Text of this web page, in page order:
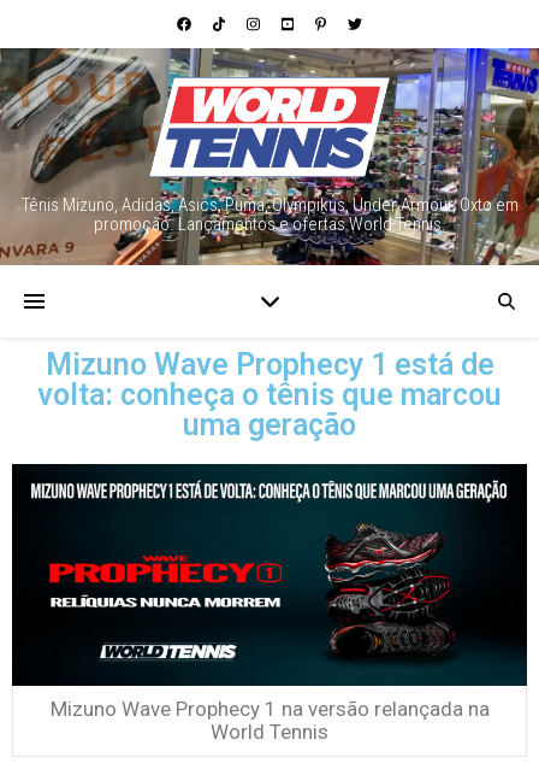
Tênis Mizuno, Adidas, Asics, Puma, Olympikus, Under Armour, Oxto em
promoção. Lançamentos e ofertas World Tennis.
Mizuno Wave Prophecy 1 está de
volta: conheça o tênis que marcou
uma geração
Mizuno Wave Prophecy 1 na versão relançada na
World Tennis